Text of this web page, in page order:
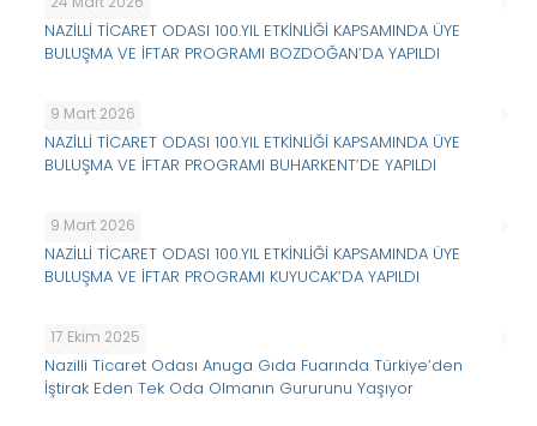
NAZİLLİ TİCARET ODASI 100.YIL ETKİNLİĞİ KAPSAMINDA ÜYE
BULUŞMA VE İFTAR PROGRAMI BOZDOĞAN’DA YAPILDI
9 Mart 2026
NAZİLLİ TİCARET ODASI 100.YIL ETKİNLİĞİ KAPSAMINDA ÜYE
BULUŞMA VE İFTAR PROGRAMI BUHARKENT’DE YAPILDI
9 Mart 2026
NAZİLLİ TİCARET ODASI 100.YIL ETKİNLİĞİ KAPSAMINDA ÜYE
BULUŞMA VE İFTAR PROGRAMI KUYUCAK’DA YAPILDI
17 Ekim 2025
Nazilli Ticaret Odası Anuga Gıda Fuarında Türkiye’den
İştirak Eden Tek Oda Olmanın Gururunu Yaşıyor